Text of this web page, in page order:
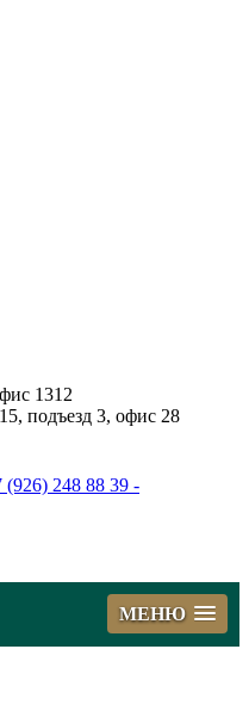
1312
подъезд 3, офис 28
(926) 248 88 39 -
МЕНЮ